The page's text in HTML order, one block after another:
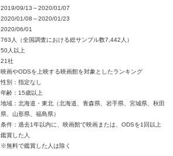
2019/09/13～2020/01/07
2020/01/08～2020/01/23
2020/06/01
763人（全国調査における総サンプル数7,442人）
50人以上
21社
映画やODSを上映する映画館を対象としたランキング
性別：指定なし
年齢：15歳以上
地域：北海道・東北（北海道、青森県、岩手県、宮城県、秋田
県、山形県、福島県）
条件：過去1年以内に、映画館で映画または、ODSを1回以上
鑑賞した人
※無料で鑑賞した人は除く